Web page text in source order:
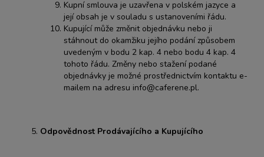
Kupní smlouva je uzavřena v polském jazyce a
její obsah je v souladu s ustanoveními řádu.
Kupující může změnit objednávku nebo ji
stáhnout do okamžiku jejího podání způsobem
uvedeným v bodu 2 kap. 4 nebo bodu 4 kap. 4
tohoto řádu. Změny nebo stažení podané
objednávky je možné prostřednictvím kontaktu e-
mailem na adresu info@caferene.pl.
Odpovědnost Prodávajícího a Kupujícího